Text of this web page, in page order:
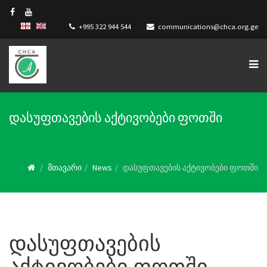
+995 322 944 544 communications@chca.org.ge
დასუფთავების აქტივობები ფოთში
მთავარი News დასუფთავების აქტივობები ფოთში
დასუფთავების